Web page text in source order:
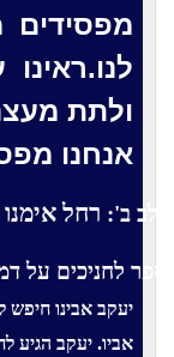
ולתת
אנחנו
שלב ב': רחל
נספר לחניכים על
יעקב אבינו
אביו. יעקב הגיע